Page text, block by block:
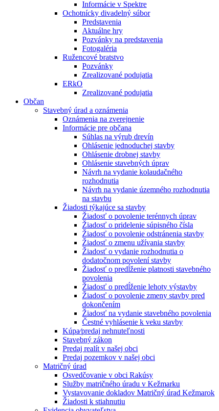
Informácie v Spektre
Ochotnícky divadelný súbor
Predstavenia
Aktuálne hry
Pozvánky na predstavenia
Fotogaléria
Ružencové bratstvo
Pozvánky
Zrealizované podujatia
ERkO
Zrealizované podujatia
Občan
Stavebný úrad a oznámenia
Oznámenia na zverejnenie
Informácie pre občana
Súhlas na výrub drevín
Ohlásenie jednoduchej stavby
Ohlásenie drobnej stavby
Ohlásenie stavebných úprav
Návrh na vydanie kolaudačného
rozhodnutia
Návrh na vydanie územného rozhodnutia
na stavbu
Žiadosti týkajúce sa stavby
Žiadosť o povolenie terénnych úprav
Žiadosť o pridelenie súpisného čísla
Žiadosť o povolenie odstránenia stavby
Žiadosť o zmenu užívania stavby
Žiadosť o vydanie rozhodnutia o
dodatočnom povolení stavby
Žiadosť o predĺženie platnosti stavebného
povolenia
Žiadosť o predĺženie lehoty výstavby
Žiadosť o povolenie zmeny stavby pred
dokončením
Žiadosť na vydanie stavebného povolenia
Čestné vyhlásenie k veku stavby
Kúpa⁄predaj nehnuteľnosti
Stavebný zákon
Predaj realít v našej obci
Predaj pozemkov v našej obci
Matričný úrad
Osvedčovanie v obci Rakúsy
Služby matričného úradu v Kežmarku
Vystavovanie dokladov Matričný úrad Kežmarok
Žiadosti k stiahnutiu